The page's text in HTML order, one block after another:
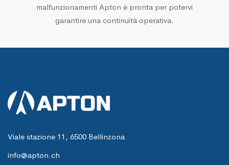
malfunzionamenti Apton è pronta per potervi
garantire una continuità operativa.
Viale stazione 11, 6500 Bellinzona
info@apton.ch